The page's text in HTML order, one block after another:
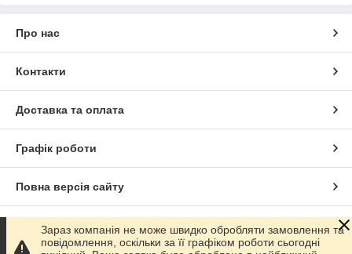
Про нас
Контакти
Доставка та оплата
Графік роботи
Повна версія сайту
Сайт створено на маркетплейсі Prom.ua
Зараз компанія не може швидко обробляти замовлення та
повідомлення, оскільки за її графіком роботи сьогодні